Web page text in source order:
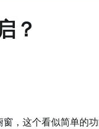
？
，这个看似简单的功